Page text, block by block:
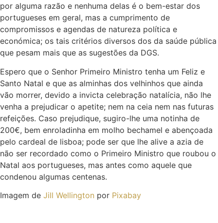
por alguma razão e nenhuma delas é o bem-estar dos
portugueses em geral, mas a cumprimento de
compromissos e agendas de natureza política e
económica; os tais critérios diversos dos da saúde pública
que pesam mais que as sugestões da DGS.
Espero que o Senhor Primeiro Ministro tenha um Feliz e
Santo Natal e que as alminhas dos velhinhos que ainda
vão morrer, devido a invicta celebração natalícia, não lhe
venha a prejudicar o apetite; nem na ceia nem nas futuras
refeições. Caso prejudique, sugiro-lhe uma notinha de
200€, bem enroladinha em molho bechamel e abençoada
pelo cardeal de lisboa; pode ser que lhe alive a azia de
não ser recordado como o Primeiro Ministro que roubou o
Natal aos portugueses, mas antes como aquele que
condenou algumas centenas.
Imagem de Jill Wellington por Pixabay